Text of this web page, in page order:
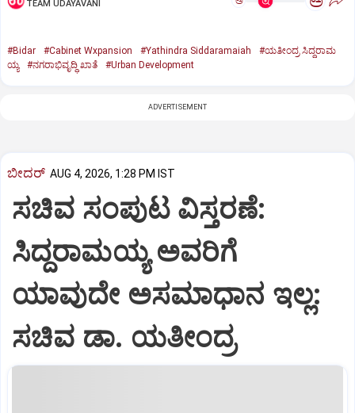
TEAM UDAYAVANI
#Bidar #Cabinet Wxpansion #Yathindra Siddaramaiah
#ಯತೀಂದ್ರ ಸಿದ್ದರಾಮ
ಯ್ಯ
#ನಗರಾಭಿವೃದ್ಧಿ ಖಾತೆ #Urban Development
ADVERTISEMENT
ಬೀದರ್ AUG 4, 2026, 1:28 PM IST
ಸಚಿವ ಸಂಪುಟ ವಿಸ್ತರಣೆ:
ಸಿದ್ದರಾಮಯ್ಯ ಅವರಿಗೆ
ಯಾವುದೇ ಅಸಮಾಧಾನ ಇಲ್ಲ:
ಸಚಿವ ಡಾ. ಯತೀಂದ್ರ